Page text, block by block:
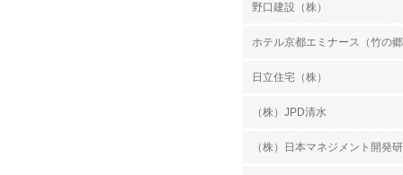
野口建設（株）
ホテル京都エミナース（竹の
日立住宅（株）
（株）JPD清水
（株）日本マネジメント開発